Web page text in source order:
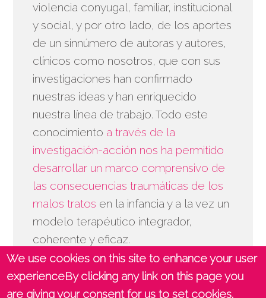
violencia conyugal, familiar, institucional
y social, y por otro lado, de los aportes
de un sinnúmero de autoras y autores,
clínicos como nosotros, que con sus
investigaciones han confirmado
nuestras ideas y han enriquecido
nuestra línea de trabajo. Todo este
conocimiento a través de la
investigación-acción nos ha permitido
desarrollar un marco comprensivo de
las consecuencias traumáticas de los
malos tratos en la infancia y a la vez un
modelo terapéutico integrador,
coherente y eficaz.
We use cookies on this site to enhance your user
experienceBy clicking any link on this page you
are giving your consent for us to set cookies.